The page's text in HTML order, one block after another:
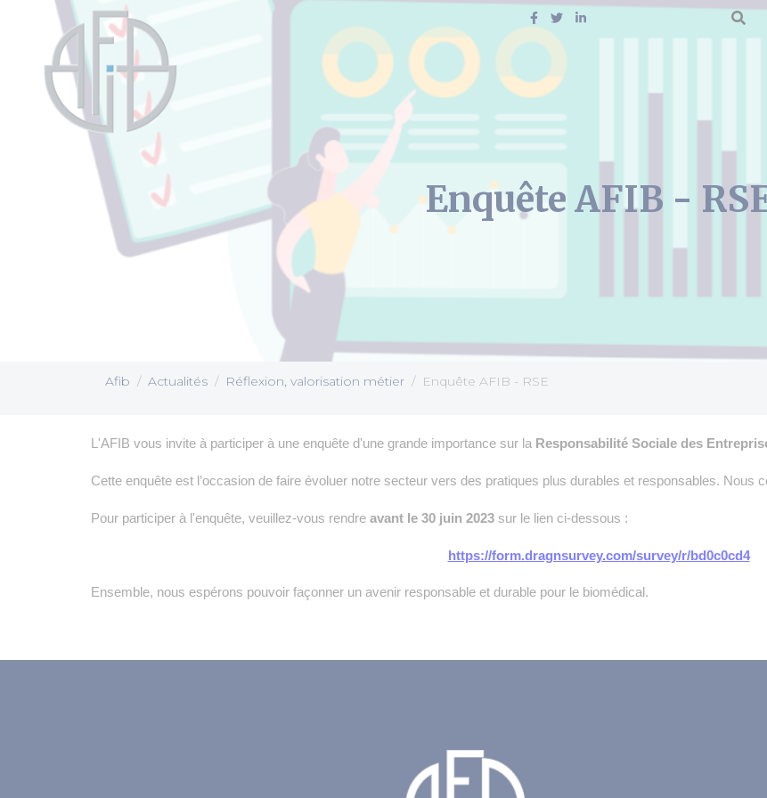
Enquête AFIB -
Afib Actualités Réflexion, valorisation métier Enquête AFIB - RSE
L'AFIB vous invite à participer à une enquête d'une grande importance sur la Responsabilité Sociale des
Cette enquête est l’occasion de faire évoluer notre secteur vers des pratiques plus durables et responsables.
Pour participer à l'enquête, veuillez-vous rendre avant le 30 juin 2023 sur le lien ci-dessous :
https://form.dragnsurvey.com/survey/r/bd0c0cd4
Ensemble, nous espérons pouvoir façonner un avenir responsable et durable pour le biomédical.
Cookies management panel